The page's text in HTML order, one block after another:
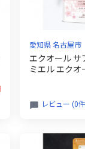
愛知県 名古屋市
エクオール サ
ミエル エクオ
レビュー (0